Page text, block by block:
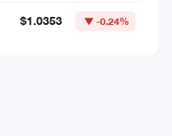
$1.0353 ▼ -0.24%